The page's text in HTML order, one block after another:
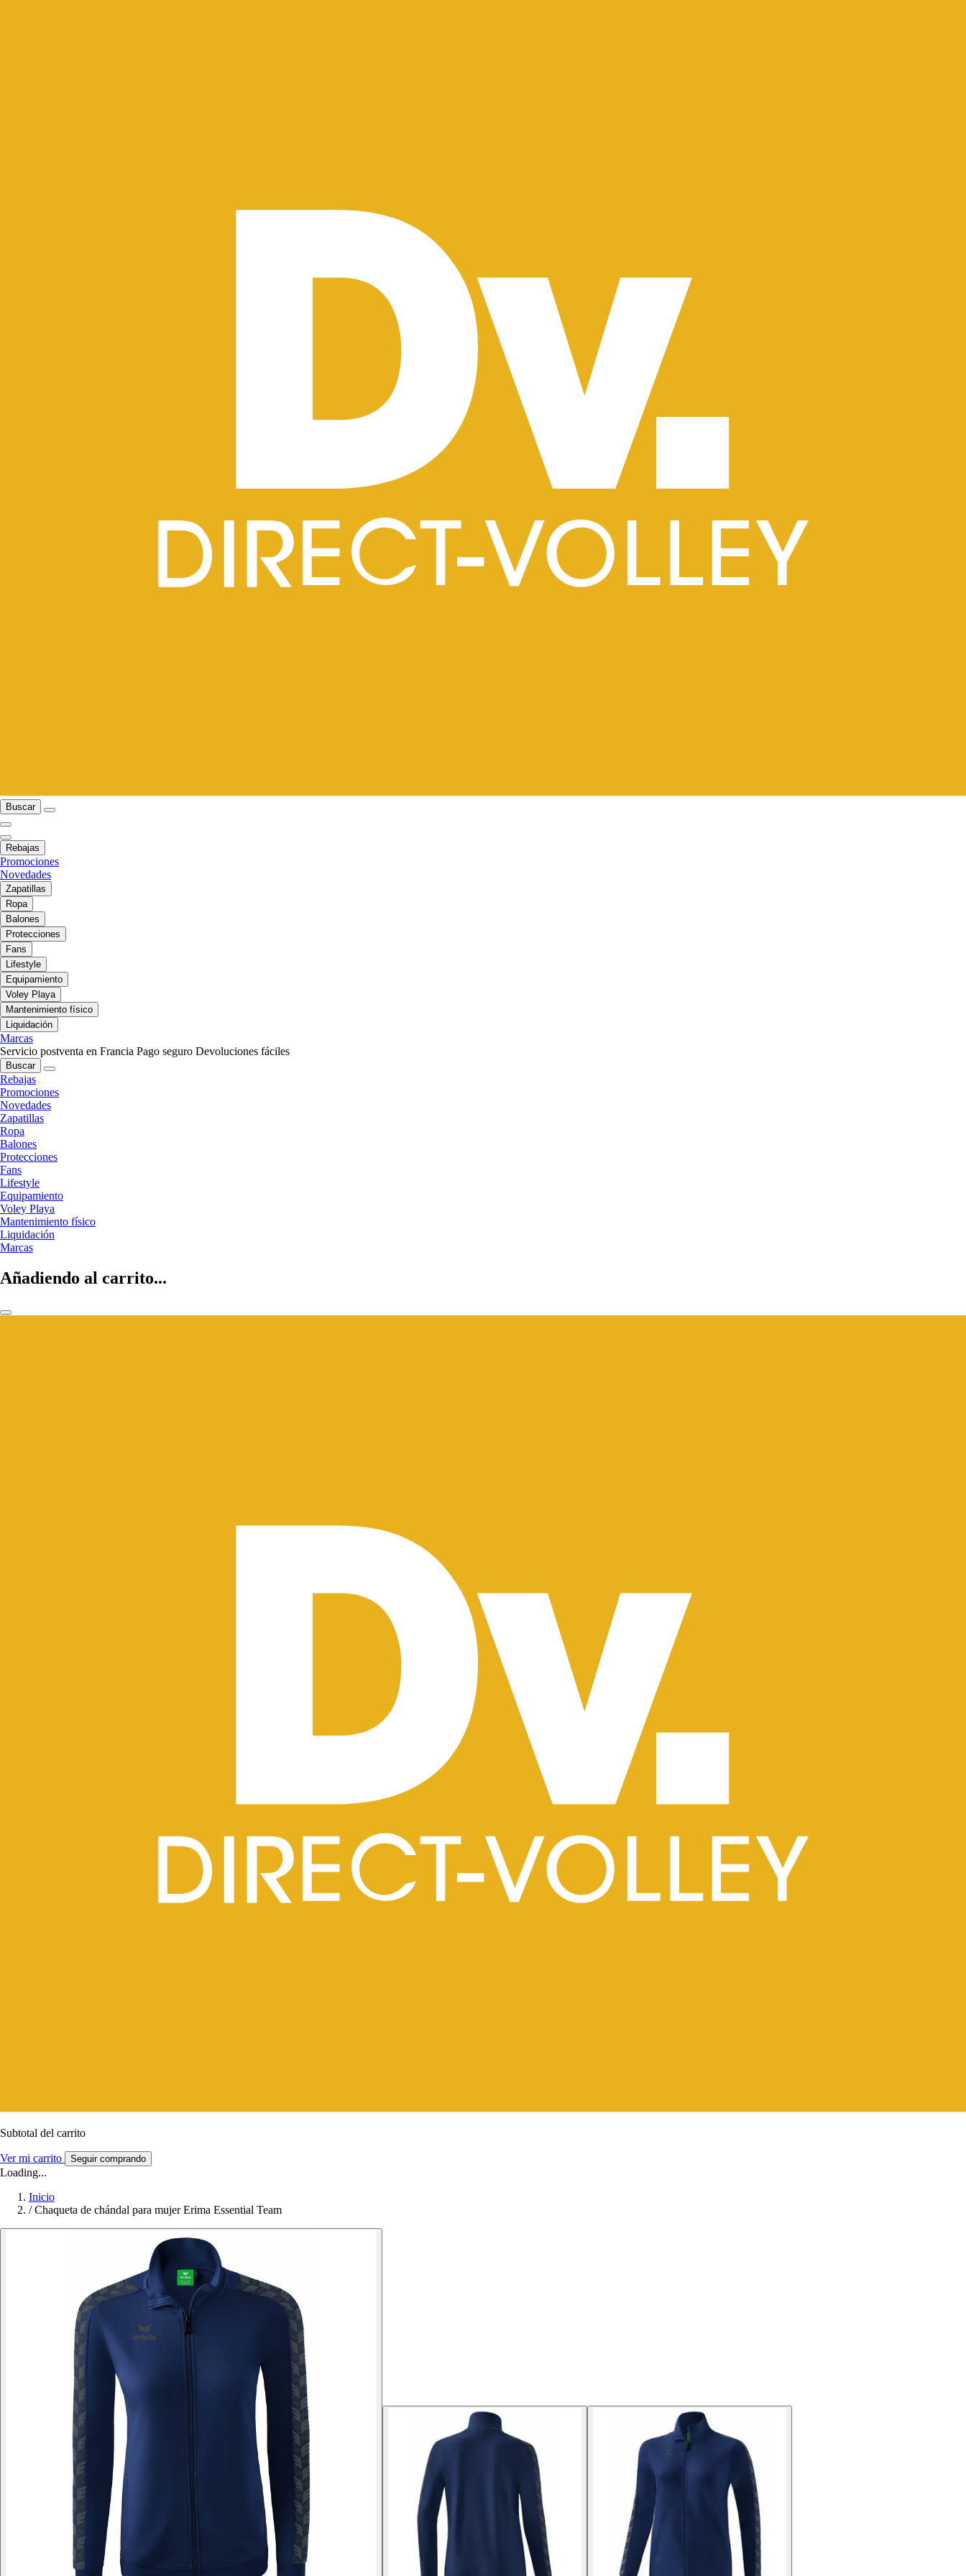
Buscar
Rebajas
Promociones
Novedades
Zapatillas
Ropa
Balones
Protecciones
Fans
Lifestyle
Equipamiento
Voley Playa
Mantenimiento físico
Liquidación
Marcas
Servicio postventa en Francia Pago seguro Devoluciones fáciles
Buscar
Rebajas
Promociones
Novedades
Zapatillas
Ropa
Balones
Protecciones
Fans
Lifestyle
Equipamiento
Voley Playa
Mantenimiento físico
Liquidación
Marcas
Añadiendo al carrito...
Subtotal del carrito
Ver mi carrito Seguir comprando
Loading...
Inicio
/ Chaqueta de chándal para mujer Erima Essential Team